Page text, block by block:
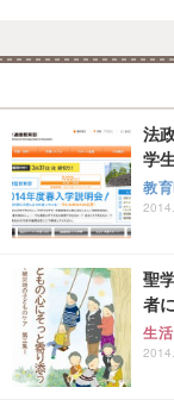
法
学
教
聖
者
生